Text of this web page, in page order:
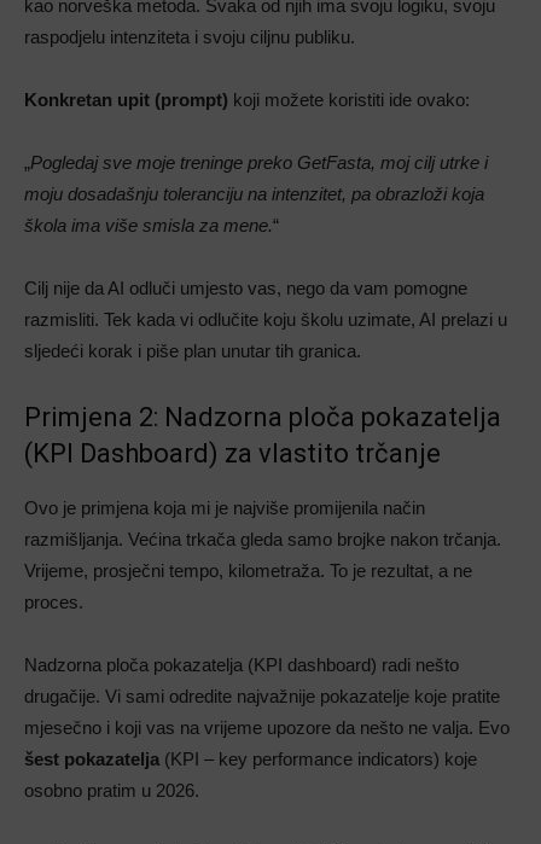
kao norveška metoda. Svaka od njih ima svoju logiku, svoju
raspodjelu intenziteta i svoju ciljnu publiku.
Konkretan upit (prompt) koji možete koristiti ide ovako:
„Pogledaj sve moje treninge preko GetFasta, moj cilj utrke i
moju dosadašnju toleranciju na intenzitet, pa obrazloži koja
škola ima više smisla za mene.“
Cilj nije da AI odluči umjesto vas, nego da vam pomogne
razmisliti. Tek kada vi odlučite koju školu uzimate, AI prelazi u
sljedeći korak i piše plan unutar tih granica.
Primjena 2: Nadzorna ploča pokazatelja
(KPI Dashboard) za vlastito trčanje
Ovo je primjena koja mi je najviše promijenila način
razmišljanja. Većina trkača gleda samo brojke nakon trčanja.
Vrijeme, prosječni tempo, kilometraža. To je rezultat, a ne
proces.
Nadzorna ploča pokazatelja (KPI dashboard) radi nešto
drugačije. Vi sami odredite najvažnije pokazatelje koje pratite
mjesečno i koji vas na vrijeme upozore da nešto ne valja. Evo
šest pokazatelja (KPI – key performance indicators) koje
osobno pratim u 2026.